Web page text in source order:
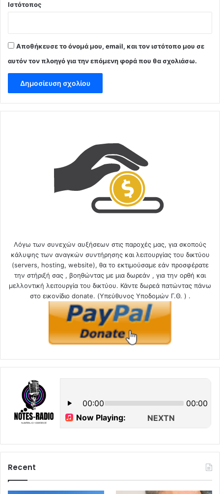
Ιστότοπος
Αποθήκευσε το όνομά μου, email, και τον ιστότοπο μου σε
αυτόν τον πλοηγό για την επόμενη φορά που θα σχολιάσω.
Λόγω των συνεχών αυξήσεων στις παροχές μας, για σκοπούς
κάλυψης των αναγκών συντήρησης και λειτουργίας του δικτύου
(servers, hosting, website), θα το εκτιμούσαμε εάν προσφέρατε
την στήριξή σας , βοηθώντας με μια δωρεάν , για την ορθή και
μελλοντική λειτουργία του δικτύου. Κάντε δωρεά πατώντας πάνω
στο εικονίδιο donate. (Υπεύθυνος Υποδομών Γ.Θ. ) .
Recent